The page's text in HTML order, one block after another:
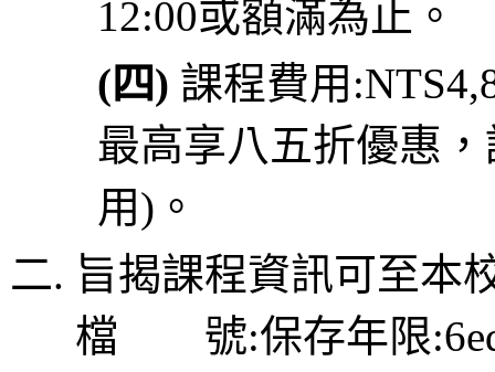
12:00或額滿為止。
(四) 課程費用
最高享八五折優惠
用)。
旨揭課程資訊可至本
檔 號:保存年限